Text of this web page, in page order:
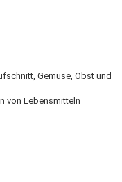
Gemüse, Obst und
von Lebensmitteln